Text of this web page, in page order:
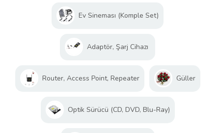
Ev Sineması (Komple Set)
Adaptör, Şarj Cihazı
Router, Access Point, Repeater Güller
Optik Sürücü (CD, DVD, Blu-Ray)